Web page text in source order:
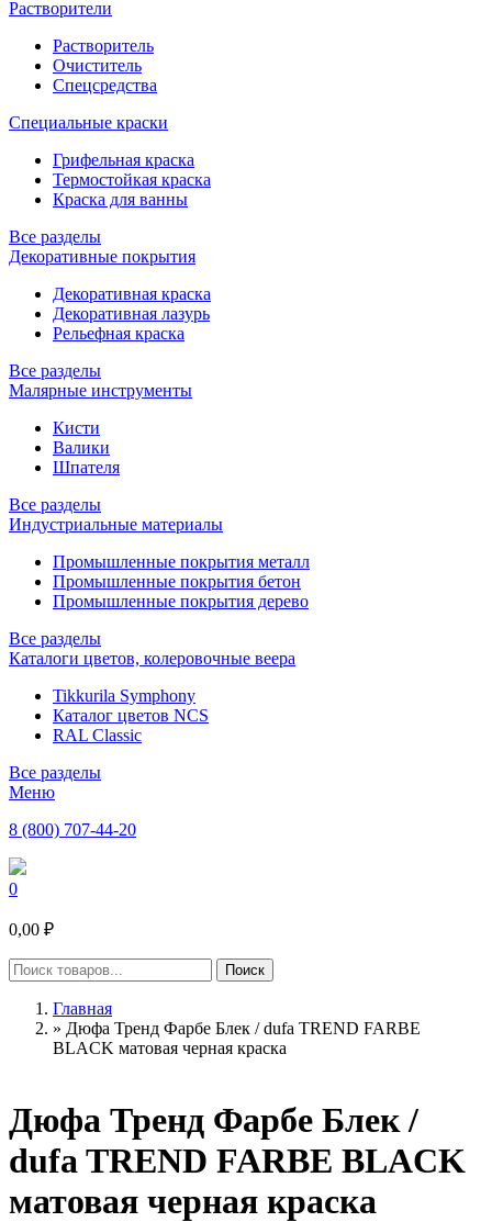
Растворители
Растворитель
Очиститель
Спецсредства
Специальные краски
Грифельная краска
Термостойкая краска
Краска для ванны
Все разделы
Декоративные покрытия
Декоративная краска
Декоративная лазурь
Рельефная краска
Все разделы
Малярные инструменты
Кисти
Валики
Шпателя
Все разделы
Индустриальные материалы
Промышленные покрытия металл
Промышленные покрытия бетон
Промышленные покрытия дерево
Все разделы
Каталоги цветов, колеровочные веера
Tikkurila Symphony
Каталог цветов NCS
RAL Classic
Все разделы
Меню
8 (800) 707-44-20
0
0,00 ₽
Главная
» Дюфа Тренд Фарбе Блек / dufa TREND FARBE
BLACK матовая черная краска
Дюфа Тренд Фарбе Блек /
dufa TREND FARBE BLACK
матовая черная краска